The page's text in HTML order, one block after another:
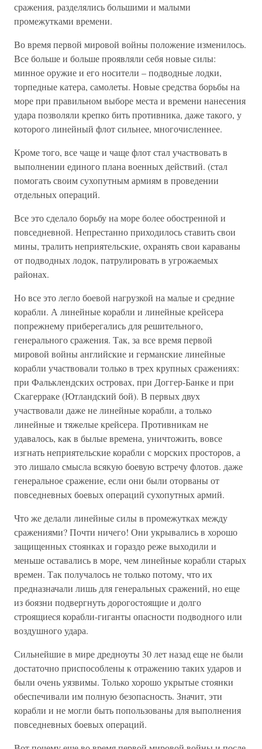
сражения, разделялись большими и малыми
промежутками времени.
Во время первой мировой войны положение изменилось.
Все больше и больше проявляли себя новые силы:
минное оружие и его носители – подводные лодки,
торпедные катера, самолеты. Новые средства борьбы на
море при правильном выборе места и времени нанесения
удара позволяли крепко бить противника, даже такого, у
которого линейный флот сильнее, многочисленнее.
Кроме того, все чаще и чаще флот стал участвовать в
выполнении единого плана военных действий. (стал
помогать своим сухопутным армиям в проведении
отдельных операций.
Все это сделало борьбу на море более обостренной и
повседневной. Непрестанно приходилось ставить свои
мины, тралить неприятельские, охранять свои караваны
от подводных лодок, патрулировать в угрожаемых
районах.
Но все это легло боевой нагрузкой на малые и средние
корабли. А линейные корабли и линейные крейсера
попрежнему приберегались для решительного,
генерального сражения. Так, за все время первой
мировой войны английские и германские линейные
корабли участвовали только в трех крупных сражениях:
при Фальклендских островах, при Доггер-Банке и при
Скагерраке (Ютландский бой). В первых двух
участвовали даже не линейные корабли, а только
линейные и тяжелые крейсера. Противникам не
удавалось, как в былые времена, уничтожить, вовсе
изгнать неприятельские корабли с морских просторов, а
это лишало смысла всякую боевую встречу флотов. даже
генеральное сражение, если они были оторваны от
повседневных боевых операций сухопутных армий.
Что же делали линейные силы в промежутках между
сражениями? Почти ничего! Они укрывались в хорошо
защищенных стоянках и гораздо реже выходили и
меньше оставались в море, чем линейные корабли старых
времен. Так получалось не только потому, что их
предназначали лишь для генеральных сражений, но еще
из боязни подвергнуть дорогостоящие и долго
строящиеся корабли-гиганты опасности подводного или
воздушного удара.
Сильнейшие в мире дредноуты 30 лет назад еще не были
достаточно приспособлены к отражению таких ударов и
были очень уязвимы. Только хорошо укрытые стоянки
обеспечивали им полную безопасность. Значит, эти
корабли и не могли быть попользованы для выполнения
повседневных боевых операций.